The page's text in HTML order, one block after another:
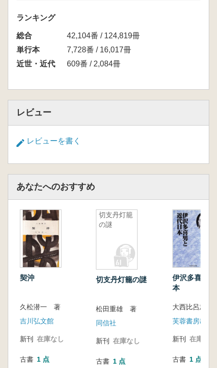
「BOOKデータベース」 より
ランキング
総合
42,104番 / 124,819冊
単行本
7,728番 / 16,017冊
近世・近代
609番 / 2,084冊
レビュー
レビューを書く
あなたへのおすすめ
契沖
久松潜一 著
吉川弘文館
新刊 在庫なし
古書 1 点
切支丹灯籠
の謎
切支丹灯籠の謎
松田重雄 著
同信社
新刊 在庫なし
古書 1 点
伊沢多喜男
本
大西比呂志
芙蓉書房出版
新刊 在庫なし
古書 1 点